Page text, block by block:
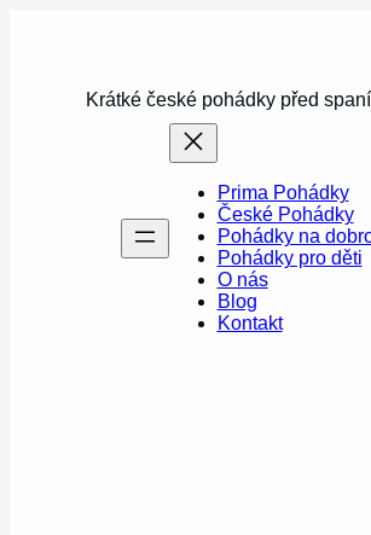
Krátké české pohádky před
Prima Pohádky
České Pohádky
Pohádky na
Pohádky pro děti
O nás
Blog
Kontakt